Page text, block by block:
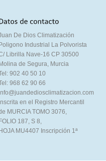
De Dios Climatización
Poligono Industrial La Polvorista
Librilla Nave-16 CP 30500
Molina de Segura, Murcia
902 40 50 10
968 62 90 66
Inscrita en el Registro Mercantil
MURCIA TOMO 3076,
FOLIO 187, S 8,
HOJA MU4407 Inscripción 1ª